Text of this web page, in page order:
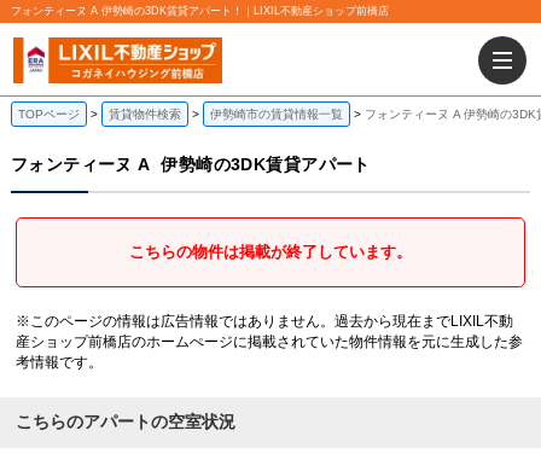
フォンティーヌ A 伊勢崎の3DK賃貸アパート！｜LIXIL不動産ショップ前橋店
TOPページ 賃貸物件検索 伊勢崎市の賃貸情報一覧 フォンティーヌ A 伊勢崎の3DK
フォンティーヌ A 伊勢崎の3DK賃貸アパート
こちらの物件は掲載が終了しています。
※このページの情報は広告情報ではありません。過去から現在までLIXIL不動
産ショップ前橋店のホームぺージに掲載されていた物件情報を元に生成した参
考情報です。
こちらのアパートの空室状況